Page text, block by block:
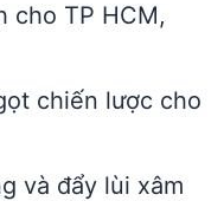
cho TP HCM,
chiến lược cho
và đẩy lùi xâm